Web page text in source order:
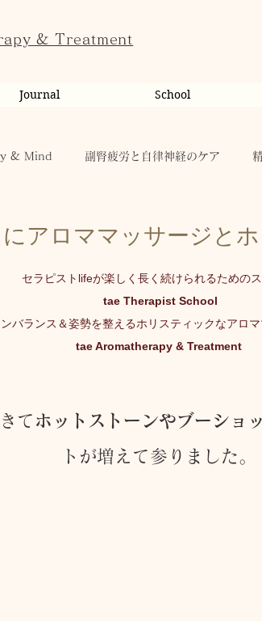
& Treatment
Journal School
& Mind 副腎疲労と自律神経のケア
感想
からだのこと tae Therapist
taeAromaサロン お稽古
術詳細 キャンペーン ご予約状況
アロママッサージと
セラピストlifeが楽しく長く続けられるための
tae Therapist School
バランス＆姿勢を整えるホリスティックなアロ
tae Aromatherapy & Treatment
て ホットストーンやブーショ
トが増えて参りました。